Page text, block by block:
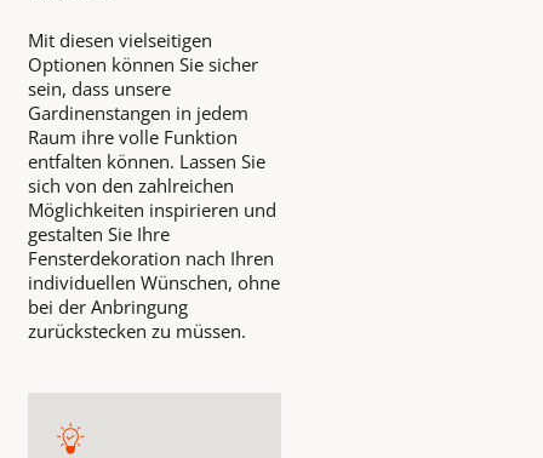
Mit diesen vielseitigen
Optionen können Sie sicher
sein, dass unsere
Gardinenstangen in jedem
Raum ihre volle Funktion
entfalten können. Lassen Sie
sich von den zahlreichen
Möglichkeiten inspirieren und
gestalten Sie Ihre
Fensterdekoration nach Ihren
individuellen Wünschen, ohne
bei der Anbringung
zurückstecken zu müssen.